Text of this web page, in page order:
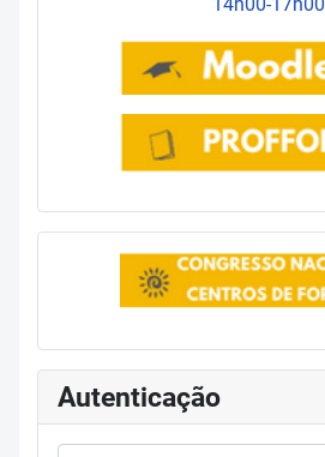
14h00-17h00
Autenticação